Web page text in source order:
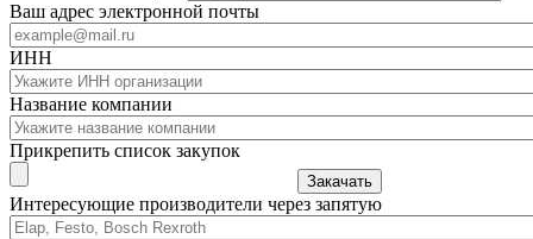
Ваш адрес электронной почты
ИНН
Название компании
Прикрепить список закупок
Закачать
Интересующие производители через запятую